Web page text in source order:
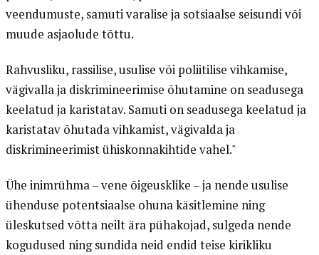
veendumuste, samuti varalise ja sotsiaalse seisundi või
muude asjaolude tõttu.
Rahvusliku, rassilise, usulise või poliitilise vihkamise,
vägivalla ja diskrimineerimise õhutamine on seadusega
keelatud ja karistatav. Samuti on seadusega keelatud ja
karistatav õhutada vihkamist, vägivalda ja
diskrimineerimist ühiskonnakihtide vahel."
Ühe inimrühma – vene õigeusklike – ja nende usulise
ühenduse potentsiaalse ohuna käsitlemine ning
üleskutsed võtta neilt ära pühakojad, sulgeda nende
kogudused ning sundida neid endid teise kirikliku